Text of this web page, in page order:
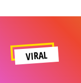
VIRAL